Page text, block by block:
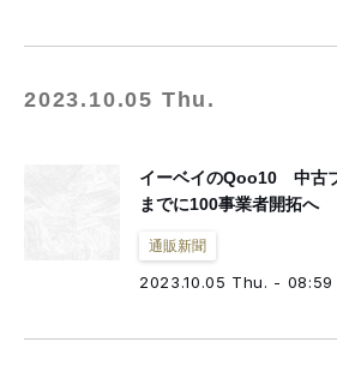
2023.10.05 Thu.
イーベイのQoo10 中古
までに100事業者開拓へ
通販新聞
2023.10.05 Thu. - 08:59